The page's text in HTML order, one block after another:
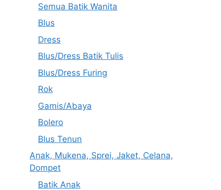
Semua Batik Wanita
Blus
Dress
Blus/Dress Batik Tulis
Blus/Dress Furing
Rok
Gamis/Abaya
Bolero
Blus Tenun
Anak, Mukena, Sprei, Jaket, Celana,
Dompet
Batik Anak